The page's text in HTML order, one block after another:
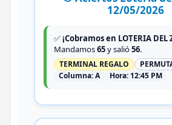
12/05/2026
✅¡Cobramos en LOTERIA DEL
Mandamos65y salió56.
TERMINAL REGALO
Columna:A Hora: 12:45 PM